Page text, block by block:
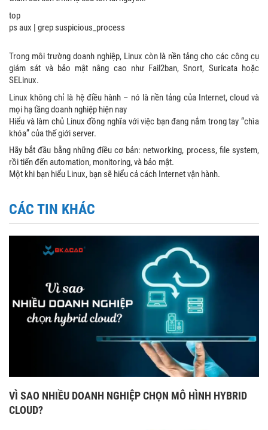
top
ps aux | grep suspicious_process
Trong môi trường doanh nghiệp, Linux còn là nền tảng cho các công cụ
giám sát và bảo mật nâng cao như Fail2ban, Snort, Suricata hoặc
SELinux.
Linux không chỉ là hệ điều hành – nó là nền tảng của Internet, cloud và
mọi hạ tầng doanh nghiệp hiện nay
Hiểu và làm chủ Linux đồng nghĩa với việc bạn đang nắm trong tay “chìa
khóa” của thế giới server.
Hãy bắt đầu bằng những điều cơ bản: networking, process, file system,
rồi tiến đến automation, monitoring, và bảo mật.
Một khi bạn hiểu Linux, bạn sẽ hiểu cả cách Internet vận hành.
CÁC TIN KHÁC
VÌ SAO NHIỀU DOANH NGHIỆP CHỌN MÔ HÌNH HYBRID
CLOUD?